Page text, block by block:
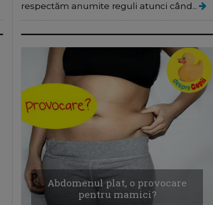
respectăm anumite reguli atunci când...
Abdomenul plat, o provocare
pentru mamici?